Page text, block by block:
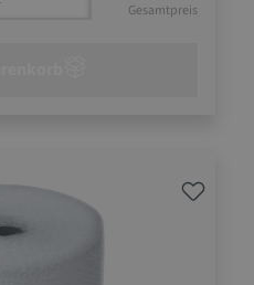
Gesamtpreis